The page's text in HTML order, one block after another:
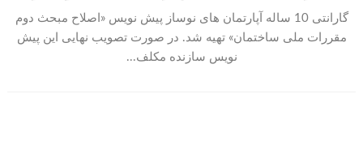
گارانتی 10 ساله آپارتمان های نوساز پیش نویس «اصلاح مبحث دوم
مقررات ملی ساختمان» تهیه شد. در صورت تصویب نهایی این پیش
نویس سازنده مکلف...